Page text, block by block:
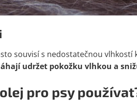
souvisí s nedostatečnou vlhkostí
udržet pokožku vlhkou a
pro psy